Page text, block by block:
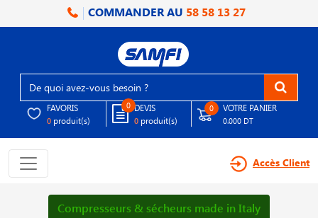
COMMANDER AU 58 58 13 27
FAVORIS
0 produit(s)
0 DEVIS
0 produit(s)
0 VOTRE PANIER
0.000 DT
Accès Client
Compresseurs & sécheurs made in Italy